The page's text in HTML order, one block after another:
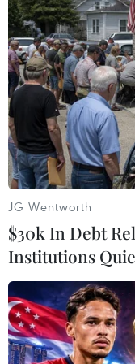
từ quỹ đầu tư
CEO
Trong giai đoạn
JG Wentworth
$30k In Debt
Institutions